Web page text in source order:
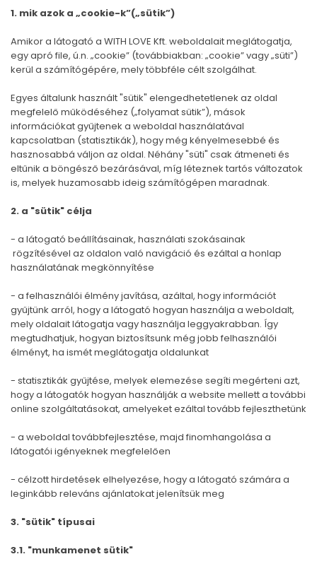
1. mik azok a „cookie-k”(„sütik”)
Amikor a látogató a WITH LOVE Kft. weboldalait meglátogatja,
egy apró file, ú.n. „cookie” (továbbiakban: „cookie” vagy „süti”)
kerül a számítógépére, mely többféle célt szolgálhat.
Egyes általunk használt "sütik" elengedhetetlenek az oldal
megfelelő működéséhez („folyamat sütik”), mások
információkat gyűjtenek a weboldal használatával
kapcsolatban (statisztikák), hogy még kényelmesebbé és
hasznosabbá váljon az oldal. Néhány "süti" csak átmeneti és
eltűnik a böngésző bezárásával, míg léteznek tartós változatok
is, melyek huzamosabb ideig számítógépen maradnak.
2. a "sütik" célja
- a látogató beállításainak, használati szokásainak
rögzítésével az oldalon való navigáció és ezáltal a honlap
használatának megkönnyítése
- a felhasználói élmény javítása, azáltal, hogy információt
gyűjtünk arról, hogy a látogató hogyan használja a weboldalt,
mely oldalait látogatja vagy használja leggyakrabban. Így
megtudhatjuk, hogyan biztosítsunk még jobb felhasználói
élményt, ha ismét meglátogatja oldalunkat
- statisztikák gyűjtése, melyek elemezése segíti megérteni azt,
hogy a látogatók hogyan használják a website mellett a további
online szolgáltatásokat, amelyeket ezáltal tovább fejleszthetünk
- a weboldal továbbfejlesztése, majd finomhangolása a
látogatói igényeknek megfelelően
- célzott hirdetések elhelyezése, hogy a látogató számára a
leginkább releváns ajánlatokat jelenítsük meg
3. "sütik" típusai
3.1. "munkamenet sütik"